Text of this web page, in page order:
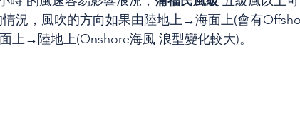
況，風吹的方向如果由陸地上→海面上(會有
上→陸地上(Onshore海風 浪型變化較大)。